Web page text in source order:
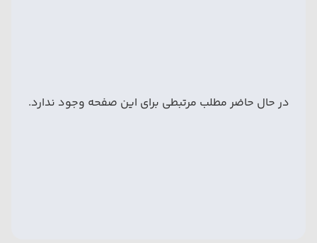
در حال حاضر مطلب مرتبطی برای این صفحه وجود ندارد.